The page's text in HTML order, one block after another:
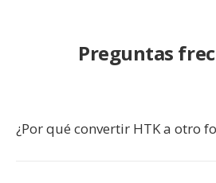
Preguntas
¿Por qué convertir HTK a otro